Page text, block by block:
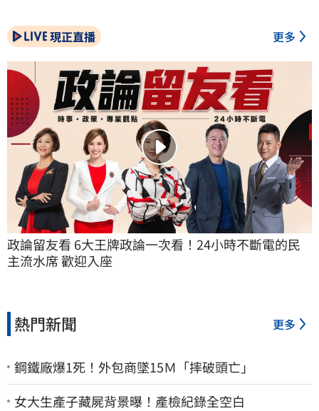
現正直播 更多
政論留友看 6大王牌政論一次看！24小時不斷電的民
主流水席 歡迎入座
熱門新聞 更多
鋼鐵廠爆1死！外包商墜15Ｍ「摔破頭亡」
女大生產子藏屍背景曝！產檢紀錄全空白